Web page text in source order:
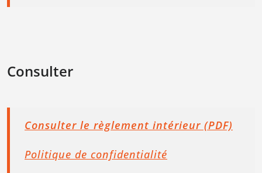
Consulter
Consulter le règlement intérieur (PDF)
Politique de confidentialité